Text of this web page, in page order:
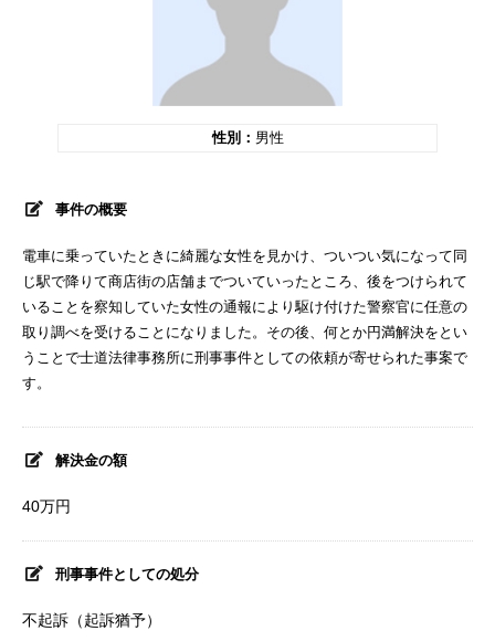
性別： 男性
事件の概要
電車に乗っていたときに綺麗な女性を見かけ、ついつい気になって同
じ駅で降りて商店街の店舗までついていったところ、後をつけられて
いることを察知していた女性の通報により駆け付けた警察官に任意の
取り調べを受けることになりました。その後、何とか円満解決をとい
うことで士道法律事務所に刑事事件としての依頼が寄せられた事案で
す。
解決金の額
40万円
刑事事件としての処分
不起訴（起訴猶予）